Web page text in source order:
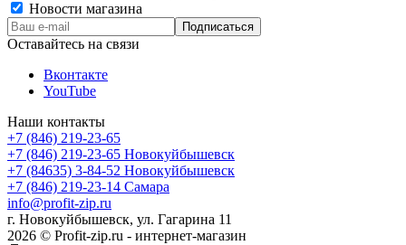
Новости магазина
Оставайтесь на связи
Вконтакте
YouTube
Наши контакты
+7 (846) 219-23-65
+7 (846) 219-23-65 Новокуйбышевск
+7 (84635) 3-84-52 Новокуйбышевск
+7 (846) 219-23-14 Самара
info@profit-zip.ru
г. Новокуйбышевск, ул. Гагарина 11
2026 © Profit-zip.ru - интернет-магазин